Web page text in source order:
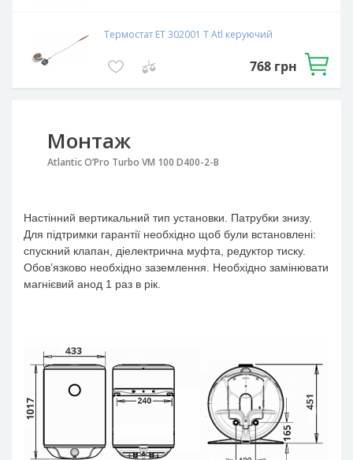
Термостат ET 302001 T Atl керуючий
768грн
Монтаж
Atlantic O’Pro Turbo VM 100 D400-2-B
Настінний вертикальний тип установки. Патрубки знизу.
Для підтримки гарантії необхідно щоб були встановлені:
спускний клапан, діелектрична муфта, редуктор тиску.
Обов’язково необхідно заземлення. Необхідно замінювати
магнієвий анод 1 раз в рік.